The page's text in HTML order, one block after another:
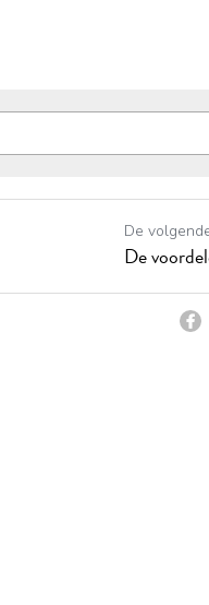
De
De